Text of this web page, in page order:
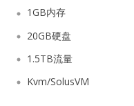
1GB内存
20GB硬盘
1.5TB流量
Kvm/SolusVM